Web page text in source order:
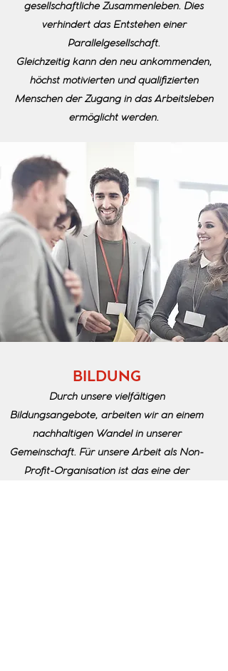
gesellschaftliche Zusammenleben. Dies
verhindert das Entstehen einer
Parallelgesellschaft.
Gleichzeitig kann den neu ankommenden,
höchst motivierten und qualifizierten
Menschen der Zugang in das Arbeitsleben
ermöglicht werden.
BILDUNG
Durch unsere vielfältigen
Bildungsangebote, arbeiten wir an einem
nachhaltigen Wandel in unserer
Gemeinschaft. Für unsere Arbeit als Non-
Profit-Organisation ist das eine der